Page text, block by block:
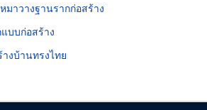
มาวางฐานรากก่อสร้าง
บบก่อสร้าง
งบ้านทรงไทย